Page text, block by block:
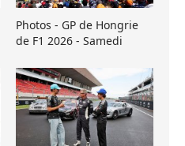
Photos - GP de Hongrie
de F1 2026 - Samedi